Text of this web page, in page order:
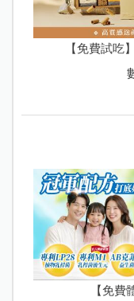
【免費試吃
【免